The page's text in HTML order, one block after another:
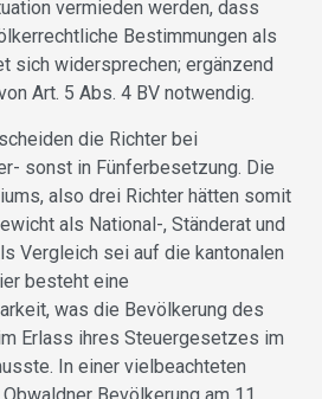
vermieden werden, dass
Bestimmungen als
sich widersprechen; ergänzend
Art. 5 Abs. 4 BV notwendig.
die Richter bei
sonst in Fünferbesetzung. Die
also drei Richter hätten somit
als National-, Ständerat und
Vergleich sei auf die kantonalen
besteht eine
was die Bevölkerung des
Erlass ihres Steuergesetzes im
In einer vielbeachteten